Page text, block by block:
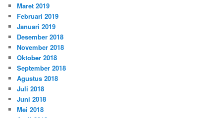
Maret 2019
Februari 2019
Januari 2019
Desember 2018
November 2018
Oktober 2018
September 2018
Agustus 2018
Juli 2018
Juni 2018
Mei 2018